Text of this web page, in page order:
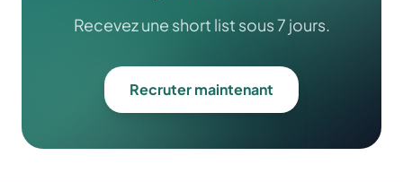
Recevez une short list sous 7 jours.
Recruter maintenant